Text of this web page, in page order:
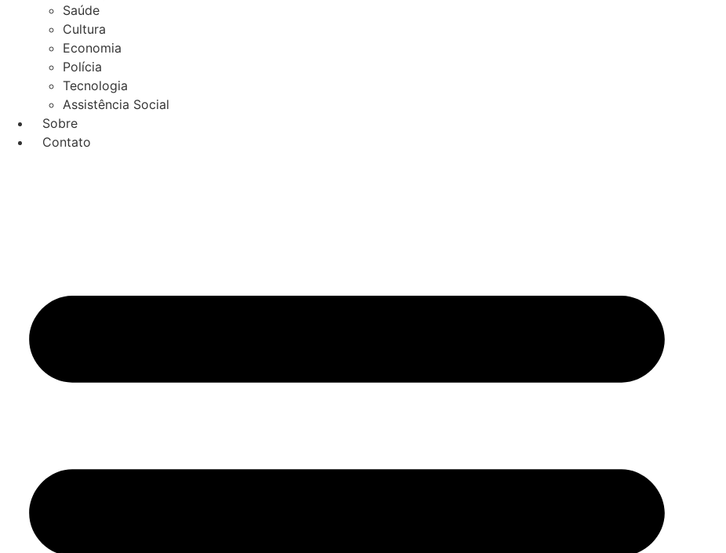
Saúde
Cultura
Economia
Polícia
Tecnologia
Assistência Social
Sobre
Contato